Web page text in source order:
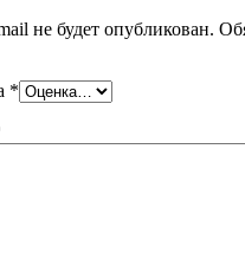
не будет опубликован.
*